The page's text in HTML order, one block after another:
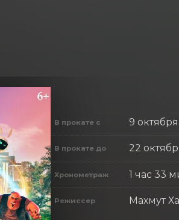
В прокате с 9
В прокате до 22
Хронометраж 1 час 33
Режиссер Махмут